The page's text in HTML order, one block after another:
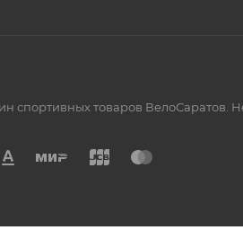
спортивных товаров